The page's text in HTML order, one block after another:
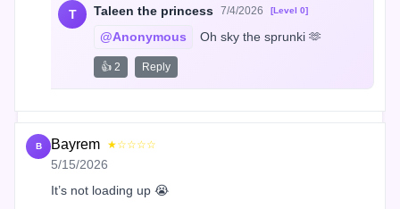
T Taleen the princess 7/4/2026 [Level 0]
@Anonymous Oh sky the sprunki 🫶
👍 2 Reply
B Bayrem ★☆☆☆☆
5/15/2026
It’s not loading up 😭